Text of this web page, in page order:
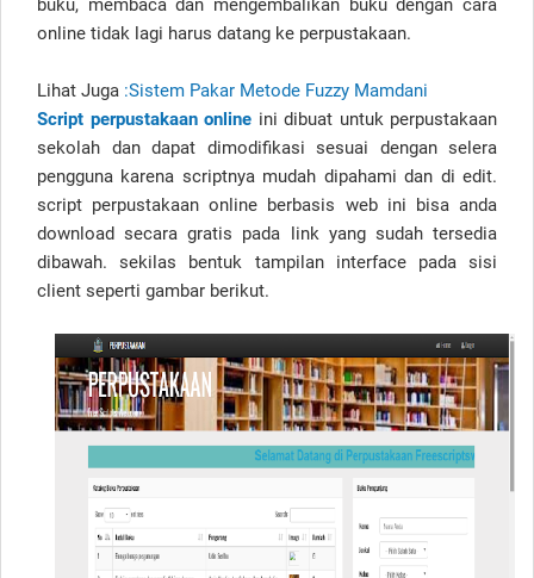
buku, membaca dan mengembalikan buku dengan cara
online tidak lagi harus datang ke perpustakaan.
Lihat Juga :Sistem Pakar Metode Fuzzy Mamdani
Script perpustakaan online ini dibuat untuk perpustakaan
sekolah dan dapat dimodifikasi sesuai dengan selera
pengguna karena scriptnya mudah dipahami dan di edit.
script perpustakaan online berbasis web ini bisa anda
download secara gratis pada link yang sudah tersedia
dibawah. sekilas bentuk tampilan interface pada sisi
client seperti gambar berikut.